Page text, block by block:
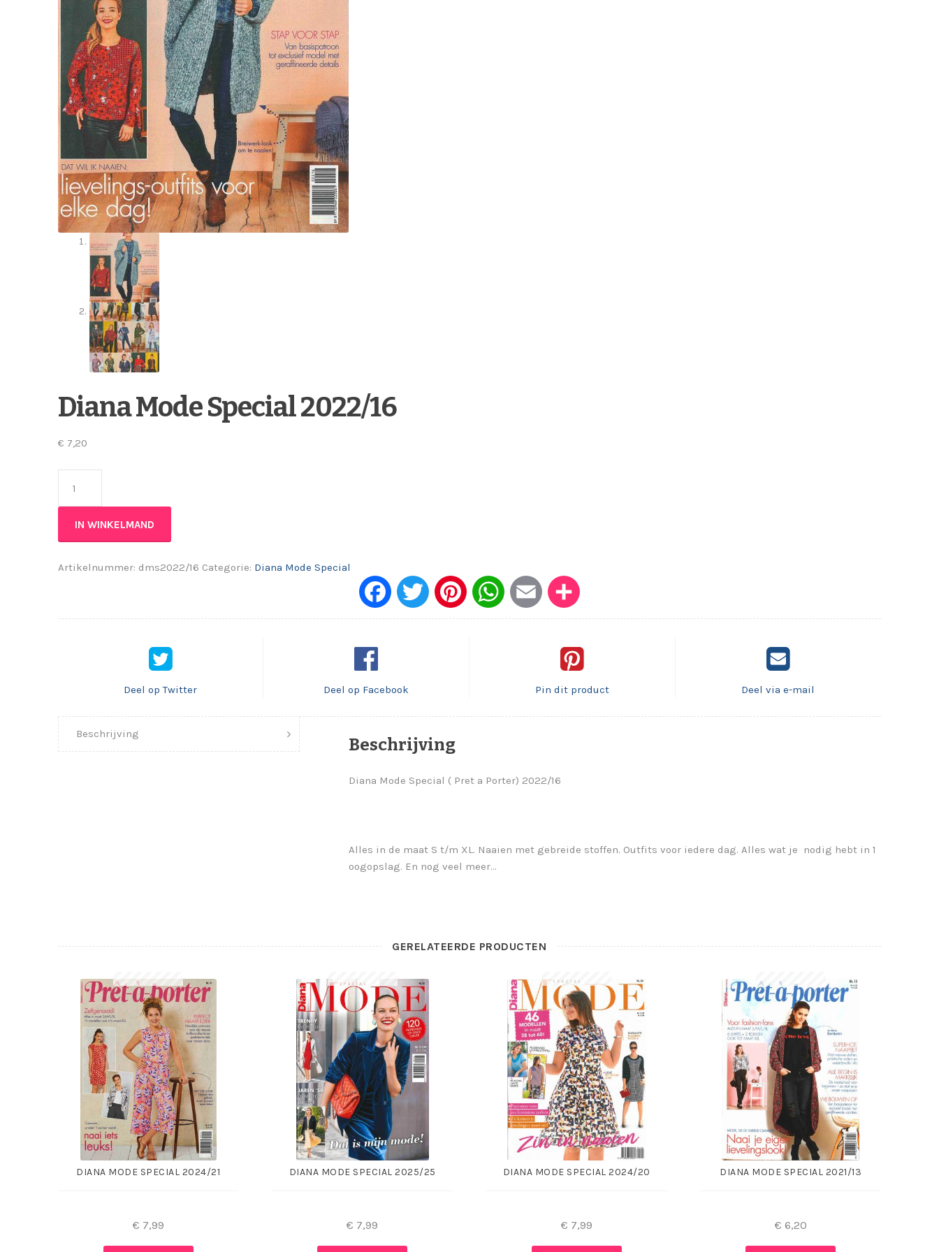
Diana Mode Special 2022/16
€ 7,20
IN WINKELMAND
Artikelnummer: dms2022/16 Categorie: Diana Mode Special
Face Twitt Pinte What Emai
Deel op Twitter Deel op Facebook Pin dit product Deel via e-mail
Beschrijving
Beschrijving
Diana Mode Special ( Pret a Porter) 2022/16
Alles in de maat S t/m XL. Naaien met gebreide stoffen. Outfits voor iedere dag. Alles wat je nodig hebt in 1
oogopslag. En nog veel meer…
GERELATEERDE PRODUCTEN
DIANA MODE SPECIAL 2024/21
€ 7,99
DIANA MODE SPECIAL 2025/25
€ 7,99
DIANA MODE SPECIAL 2024/20
€ 7,99
DIANA MODE SPECIAL 2021/13
€ 6,20